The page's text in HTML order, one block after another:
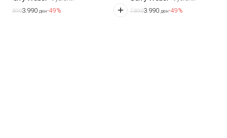
7.8903.990 ден-49% 7.8903.990 ден-49%